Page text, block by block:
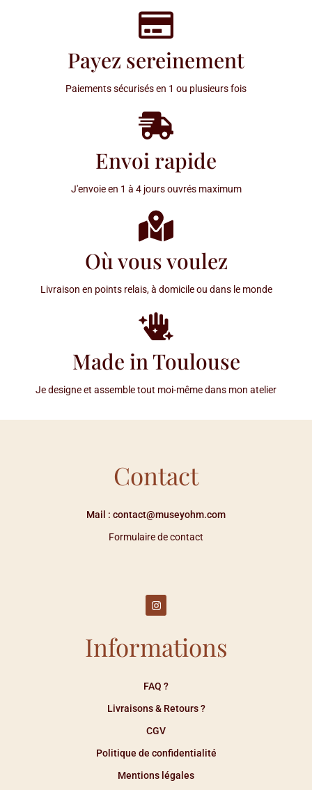
Payez sereinement
Paiements sécurisés en 1 ou plusieurs fois
Envoi rapide
J'envoie en 1 à 4 jours ouvrés maximum
Où vous voulez
Livraison en points relais, à domicile ou dans le monde
Made in Toulouse
Je designe et assemble tout moi-même dans mon atelier
Contact
Mail : contact@museyohm.com
Formulaire de contact
Informations
FAQ ?
Livraisons & Retours ?
CGV
Politique de confidentialité
Mentions légales